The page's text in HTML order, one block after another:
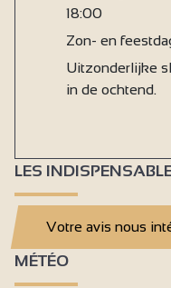
18:00
Zon- en
Uitzonderlijke
in de ochtend.
LES
Votre avis nous
MÉTÉO